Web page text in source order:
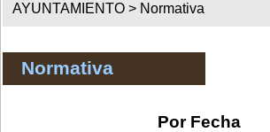
AYUNTAMIENTO > Normativa
Normativa
Por Fecha